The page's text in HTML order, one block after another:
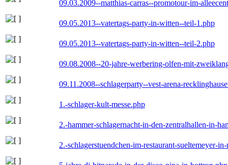
09.03.2009--matthias-carras--promotour-im-
09.05.2013--vatertags-party-in-witten--teil-1.php
09.05.2013--vatertags-party-in-witten--teil-2.php
09.08.2008--20-jahre-werbering-olfen-mit-
09.11.2008--schlagerparty--vest-arena-
1.-schlager-kult-messe.php
2.-hammer-schlagernacht-in-den-zentralhallen-in-
2.-schlagerstuendchen-im-restaurant-sueltemeyer-